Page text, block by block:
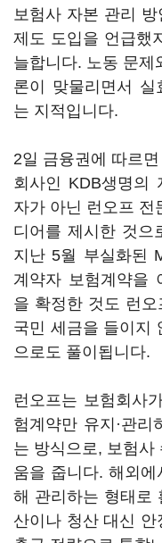
보험사 자본 관리 방
제도 도입을 언급했
늘합니다. 노동 문제
론이 맞물리면서
는 지적입니다.
2일 금융권에 따르
회사인 KDB생명의
자가 아닌 런오프 전
디어를 제시한 것으
지난 5월 부실화된
계약자 보험계약을
을 확정한 것도 런
국민 세금을 들이지
으로도 풀이됩니다.
런오프는 보험회사
험계약만 유지·관
는 방식으로, 보험사
움을 줍니다. 해외
해 관리하는 형태로
산이나 청산 대신